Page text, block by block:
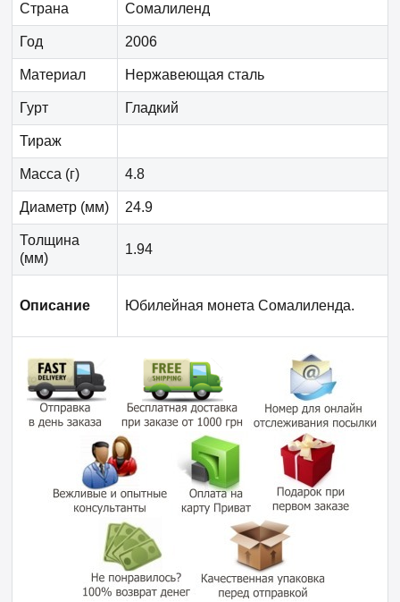
Страна Сомалиленд
Год 2006
Материал Нержавеющая сталь
Гурт Гладкий
Тираж
Масса (г) 4.8
Диаметр (мм) 24.9
Толщина
(мм)
1.94
Описание Юбилейная монета Сомалиленда.